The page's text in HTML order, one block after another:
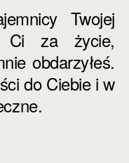
Twojej
Ci za życie,
obdarzyłeś.
do Ciebie i w